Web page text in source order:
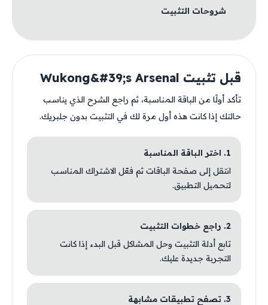
شروحات التثبيت
قبل تثبيت Wukong&#39;s Arsenal
تأكد أولًا من الباقة المناسبة، ثم راجع الشرح الذي يناسب
حالتك إذا كانت هذه أول مرة لك في التثبيت بدون جلبريك.
1. اختر الباقة المناسبة
انتقل إلى صفحة الباقات ثم فعّل الاشتراك المناسب
لتحميل التطبيق.
2. راجع خطوات التثبيت
تابع أدلة التثبيت وحل المشاكل قبل البدء إذا كانت
التجربة جديدة عليك.
3. تصفح تطبيقات مشابهة